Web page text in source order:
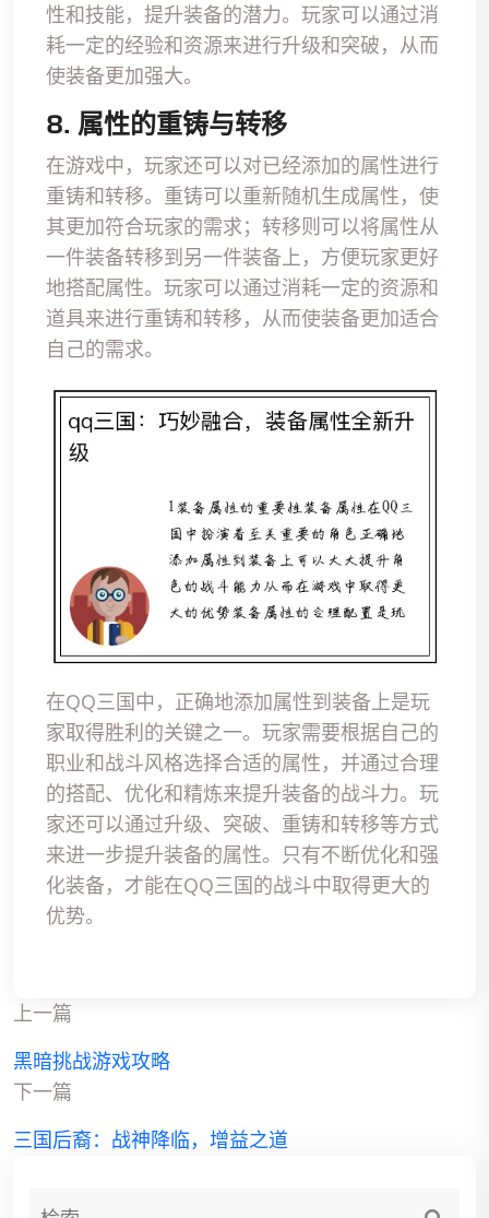
性和技能，提升装备的潜力。玩家可以通过消
耗一定的经验和资源来进行升级和突破，从而
使装备更加强大。
8. 属性的重铸与转移
在游戏中，玩家还可以对已经添加的属性进行
重铸和转移。重铸可以重新随机生成属性，使
其更加符合玩家的需求；转移则可以将属性从
一件装备转移到另一件装备上，方便玩家更好
地搭配属性。玩家可以通过消耗一定的资源和
道具来进行重铸和转移，从而使装备更加适合
自己的需求。
在QQ三国中，正确地添加属性到装备上是玩
家取得胜利的关键之一。玩家需要根据自己的
职业和战斗风格选择合适的属性，并通过合理
的搭配、优化和精炼来提升装备的战斗力。玩
家还可以通过升级、突破、重铸和转移等方式
来进一步提升装备的属性。只有不断优化和强
化装备，才能在QQ三国的战斗中取得更大的
优势。
上一篇
黑暗挑战游戏攻略
下一篇
三国后裔：战神降临，增益之道